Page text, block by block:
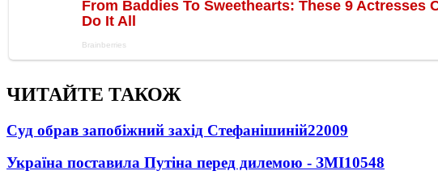
ЧИТАЙТЕ ТАКОЖ
Суд обрав запобіжний захід Стефанішиній22009
Україна поставила Путіна перед дилемою - ЗМІ10548